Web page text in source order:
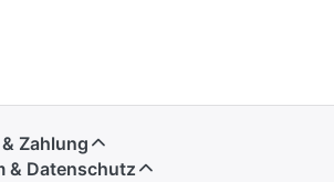
Zahlung
& Datenschutz